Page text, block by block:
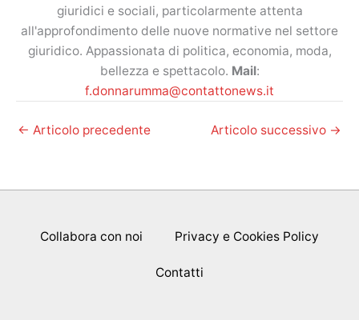
giuridici e sociali, particolarmente attenta
all'approfondimento delle nuove normative nel settore
giuridico. Appassionata di politica, economia, moda,
bellezza e spettacolo. Mail:
f.donnarumma@contattonews.it
← Articolo precedente Articolo successivo →
Collabora con noi Privacy e Cookies Policy
Contatti